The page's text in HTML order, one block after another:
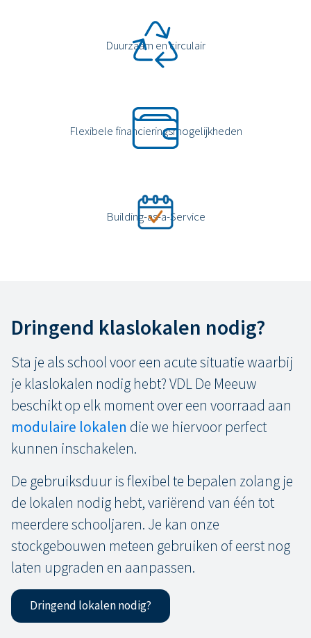
Duurzaam en circulair
Flexibele financieringsmogelijkheden
Building-as-a-Service
Dringend klaslokalen nodig?
Sta je als school voor een acute situatie waarbij
je klaslokalen nodig hebt? VDL De Meeuw
beschikt op elk moment over een voorraad aan
modulaire lokalen die we hiervoor perfect
kunnen inschakelen.
De gebruiksduur is flexibel te bepalen zolang je
de lokalen nodig hebt, variërend van één tot
meerdere schooljaren. Je kan onze
stockgebouwen meteen gebruiken of eerst nog
laten upgraden en aanpassen.
Dringend lokalen nodig?